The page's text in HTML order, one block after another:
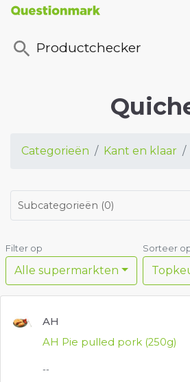
Productchecker
Categorieën Kant en klaar
Subcategorieën (0)
Filter op
Alle supermarkten
Sorteer
AH
AH Pie pulled pork (250g)
--